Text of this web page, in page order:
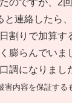
と連絡したら
割りで加算す
膨らんでいま
調になりまし
内容を保証する